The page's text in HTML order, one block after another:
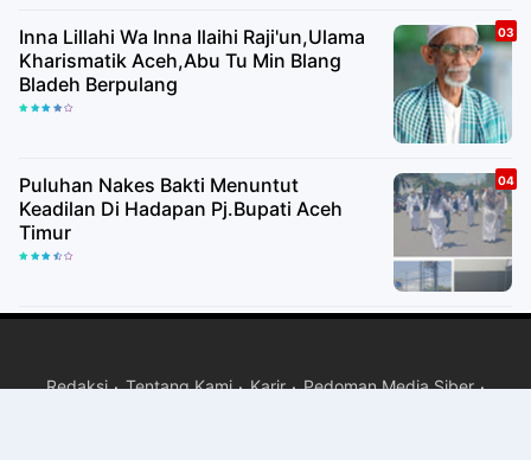
Inna Lillahi Wa Inna Ilaihi Raji'un,Ulama
Kharismatik Aceh,Abu Tu Min Blang
Bladeh Berpulang
Puluhan Nakes Bakti Menuntut
Keadilan Di Hadapan Pj.Bupati Aceh
Timur
Redaksi Tentang Kami Karir Pedoman Media Siber